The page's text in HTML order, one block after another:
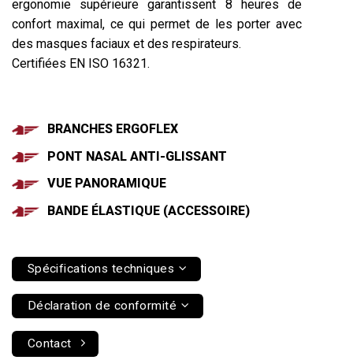
ergonomie supérieure garantissent 8 heures de
confort maximal, ce qui permet de les porter avec
des masques faciaux et des respirateurs.
Certifiées EN ISO 16321.
BRANCHES ERGOFLEX
PONT NASAL ANTI-GLISSANT
VUE PANORAMIQUE
BANDE ÉLASTIQUE (ACCESSOIRE)
Spécifications techniques
Déclaration de conformité
Contact